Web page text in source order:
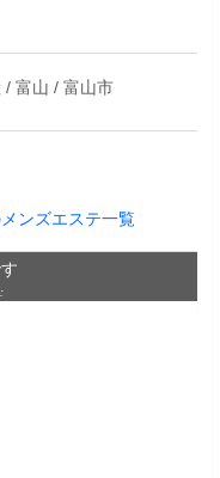
/ 富山 / 富山市
ンズエステ一覧